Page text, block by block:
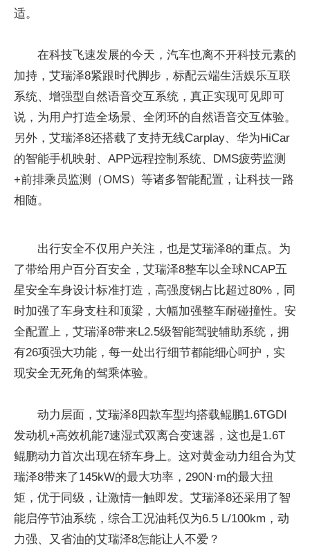
适。
在科技飞速发展的今天，汽车也离不开科技元素的
加持，艾瑞泽8紧跟时代脚步，标配云端生活娱乐互联
系统、增强型自然语音交互系统，真正实现可见即可
说，为用户打造全场景、全闭环的自然语音交互体验。
另外，艾瑞泽8还搭载了支持无线Carplay、华为HiCar
的智能手机映射、APP远程控制系统、DMS疲劳监测
+前排乘员监测（OMS）等诸多智能配置，让科技一路
相随。
出行安全不仅用户关注，也是艾瑞泽8的重点。为
了带给用户百分百安全，艾瑞泽8整车以全球NCAP五
星安全车身设计标准打造，高强度钢占比超过80%，同
时加强了车身支柱和顶梁，大幅加强整车耐碰撞性。安
全配置上，艾瑞泽8带来L2.5级智能驾驶辅助系统，拥
有26项强大功能，每一处出行细节都能细心呵护，实
现安全无死角的驾乘体验。
动力层面，艾瑞泽8四款车型均搭载鲲鹏1.6TGDI
发动机+高效机能7速湿式双离合变速器，这也是1.6T
鲲鹏动力首次出现在轿车身上。这对黄金动力组合为艾
瑞泽8带来了145kW的最大功率，290N·m的最大扭
矩，优于同级，让激情一触即发。艾瑞泽8还采用了智
能启停节油系统，综合工况油耗仅为6.5 L/100km，动
力强、又省油的艾瑞泽8怎能让人不爱？